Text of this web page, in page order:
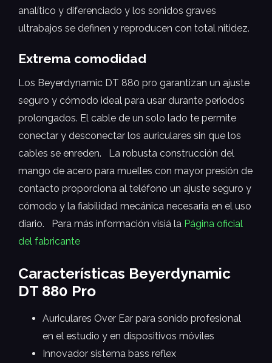
analítico y diferenciado y los sonidos graves
ultrabajos se definen y reproducen con total nitidez.
Extrema comodidad
Los Beyerdynamic DT 880 pro garantizan un ajuste
seguro y cómodo ideal para usar durante periodos
prolongados. El cable de un solo lado te permite
conectar y desconectar los auriculares sin que los
cables se enreden. La robusta construcción del
mango de acero para muelles con mayor presión de
contacto proporciona al teléfono un ajuste seguro y
cómodo y la fiabilidad mecánica necesaria en el uso
diario. Para más información visiá la Página oficial
del fabricante
Características Beyerdynamic
DT 880 Pro
Auriculares Over Ear para sonido profesional
en el estudio y en dispositivos móviles
Innovador sistema bass reflex